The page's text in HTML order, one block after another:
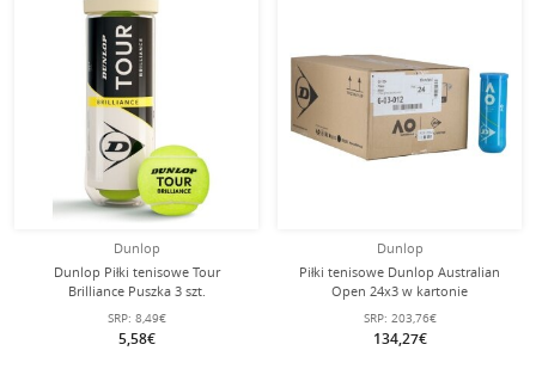
Dunlop
Dunlop Piłki tenisowe Tour
Brilliance Puszka 3 szt.
SRP: 8,49€
5,58€
Dunlop
Piłki tenisowe Dunlop Australian
Open 24x3 w kartonie
SRP: 203,76€
134,27€